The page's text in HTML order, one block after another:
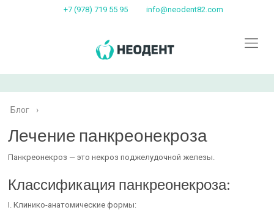
+7 (978) 719 55 95 info@neodent82.com
Блог ›
Лечение панкреонекроза
Панкреонекроз — это некроз поджелудочной железы.
Классификация панкреонекроза:
I. Клинико-анатомические формы: